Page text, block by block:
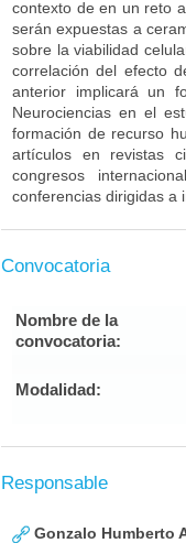
contexto de en un reto
serán expuestas a
sobre la viabilidad
correlación del efecto
anterior implicará un
Neurociencias en el
formación de recurso
artículos en revistas
congresos
conferencias dirigidas a
Convocatoria
Nombre de la
convocatoria:
Modalidad:
Responsable
Gonzalo Humberto